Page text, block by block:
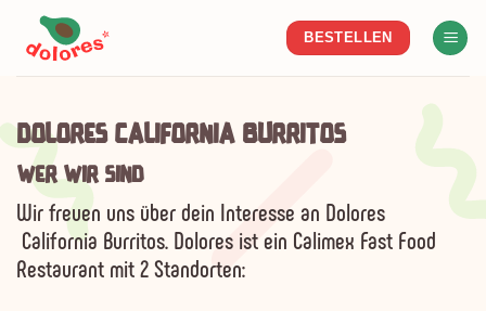
BESTELLEN
DOLORES CALIFORNIA BURRITOS
WER WIR SIND
Wir freuen uns über dein Interesse an Dolores
California Burritos. Dolores ist ein Calimex Fast Food
Restaurant mit 2 Standorten: